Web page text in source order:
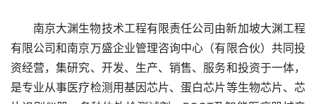
南京大渊生物技术工程有限责任公司由新加坡大渊工程
有限公司和南京万盛企业管理咨询中心（有限合伙）共同投
资经营，集研究、开发、生产、销售、服务和投资于一体，
是专业从事医疗检测用基因芯片、蛋白芯片等生物芯片、芯